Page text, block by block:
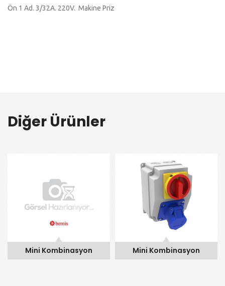
Ön 1 Ad. 3/32A. 220V. Makine Priz
Diğer Ürünler
Mini Kombinasyon Mini Kombinasyon